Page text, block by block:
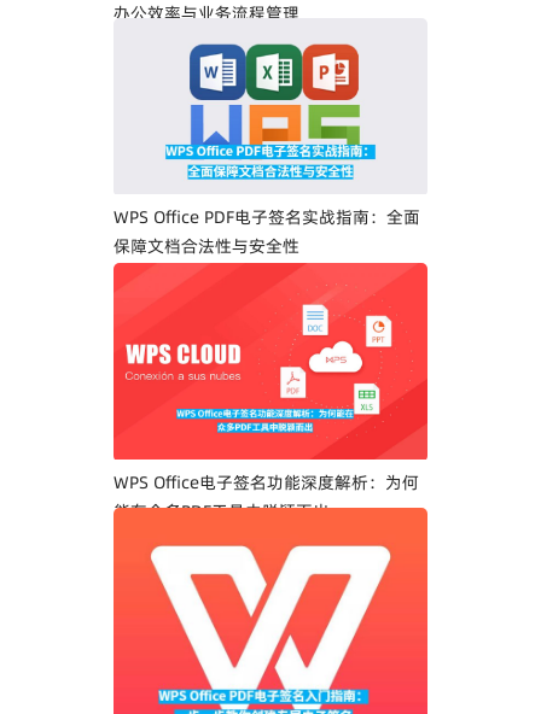
办公效率与业务流程管理
WPS Office PDF电子签名实战指南：全面
保障文档合法性与安全性
WPS Office电子签名功能深度解析：为何
能在众多PDF工具中脱颖而出